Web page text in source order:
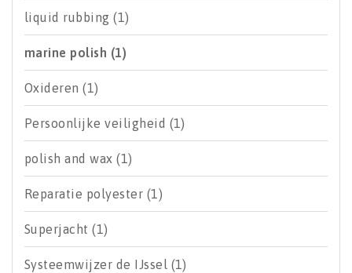
liquid rubbing(1)
marine polish (1)
Oxideren(1)
Persoonlijke veiligheid (1)
polish and wax(1)
Reparatie polyester (1)
Superjacht(1)
Systeemwijzer de IJssel (1)